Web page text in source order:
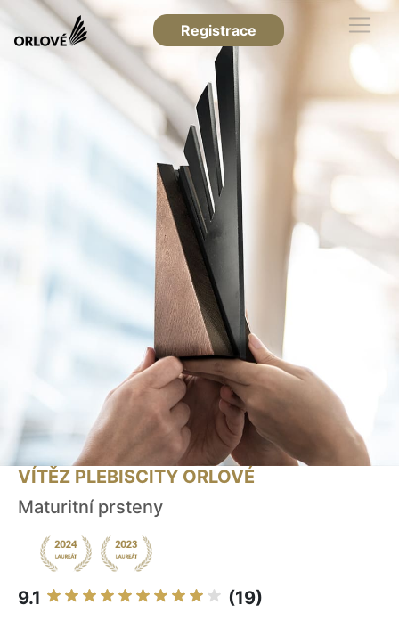
Registrace
VÍTĚZ PLEBISCITY ORLOVÉ
Maturitní prsteny
9.1 (19)